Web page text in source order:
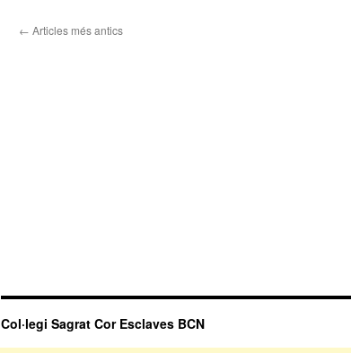
← Articles més antics
Col·legi Sagrat Cor Esclaves BCN